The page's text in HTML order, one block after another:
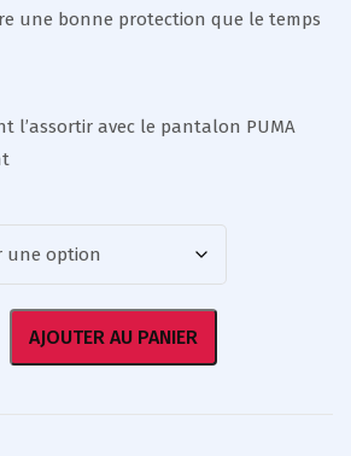
une bonne protection que le temps
l’assortir avec le pantalon PUMA
AJOUTER AU PANIER